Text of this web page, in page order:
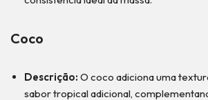
Coco
Descrição: O coco adiciona uma
sabor tropical adicional,